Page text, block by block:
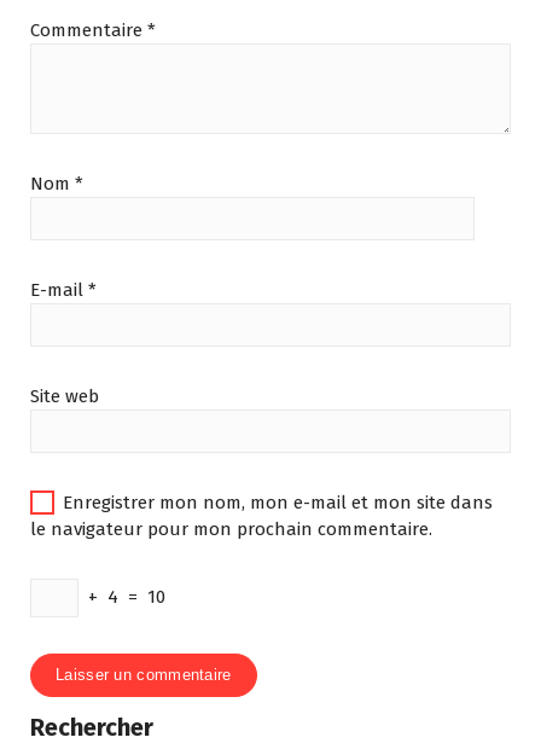
Commentaire *
Nom *
E-mail *
Site web
Enregistrer mon nom, mon e-mail et mon site dans
le navigateur pour mon prochain commentaire.
+ 4 = 10
Rechercher